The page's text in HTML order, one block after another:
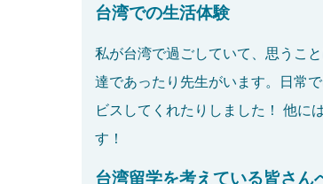
台湾での生活体験
私が台湾で過ごしていて、思うこ
達であったり先生がいます。日常
ビスしてくれたりしました！ 他に
す！
台湾留学を考えている皆さん